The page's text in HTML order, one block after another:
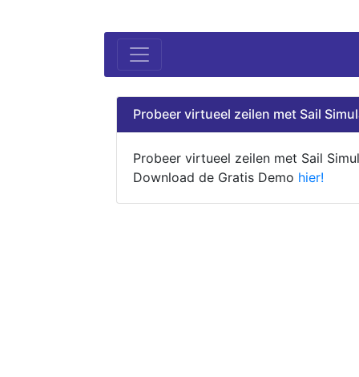
Probeer virtueel zeilen met Sail
Probeer virtueel zeilen met Sail
Download de Gratis Demo hier!